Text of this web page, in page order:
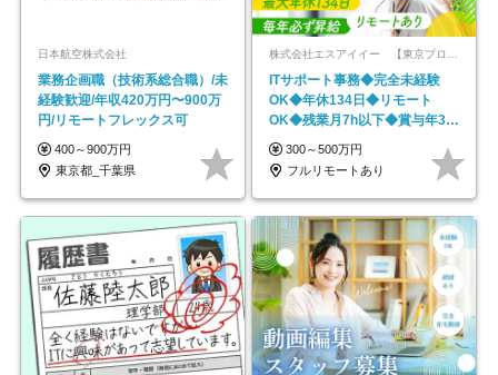
日本航空株式会社
業務企画職（技術系総合職）/未
経験歓迎/年収420万円〜900万
円/リモートフレックス可
400～900万円
東京都_千葉県
株式会社エスアイイー 【東京プロマーケット上場】
ITサポート事務◆完全未経験
OK◆年休134日◆リモート
OK◆残業月7h以下◆賞与年3回
◆5年目まで必ず昇給
300～500万円
フルリモートあり